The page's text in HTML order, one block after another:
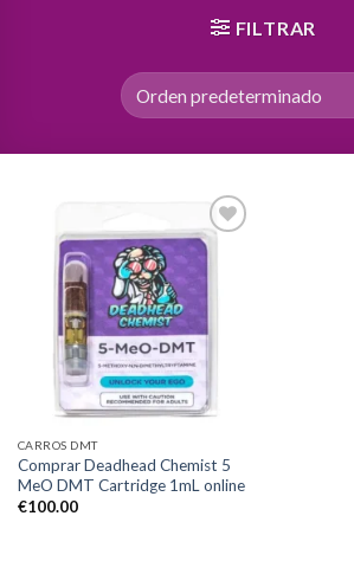
FILTRAR
CARROS DMT
Comprar Deadhead Chemist 5
MeO DMT Cartridge 1mL online
€100.00